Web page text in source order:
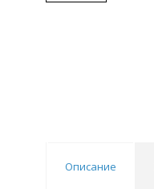
Описание